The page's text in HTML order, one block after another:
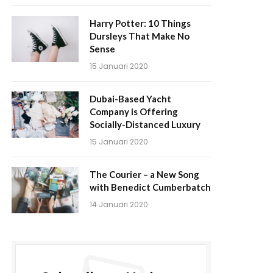
Harry Potter: 10 Things
Dursleys That Make No
Sense
15 Januari 2020
Dubai-Based Yacht
Company is Offering
Socially-Distanced Luxury
15 Januari 2020
The Courier – a New Song
with Benedict Cumberbatch
14 Januari 2020